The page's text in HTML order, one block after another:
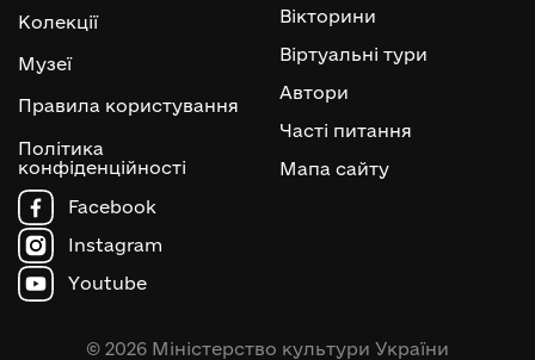
Колекції
Музеї
Правила користування
Політика
конфіденційності
Вікторини
Віртуальні тури
Автори
Часті питання
Мапа сайту
Facebook
Instagram
Youtube
© 2026 Міністерство культури України